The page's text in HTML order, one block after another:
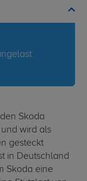
Skoda
wird als
gesteckt
in Deutschland
Skoda eine